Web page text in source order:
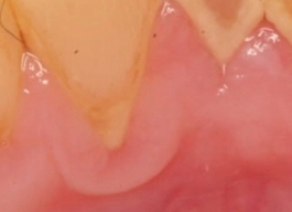
quá lạnh: Trong vài ngày
nên ưu tiên các món ăn mềm,
ứng vùng lợi.
cho răng nhạy cảm: Các loại
giúp làm dịu cảm giác ê buốt
Dùng bàn chải lông mềm và
tổn thương vùng nướu mới